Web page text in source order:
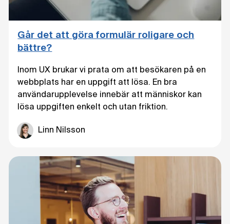
Går det att göra formulär roligare och
bättre?
Inom UX brukar vi prata om att besökaren på en
webbplats har en uppgift att lösa. En bra
användarupplevelse innebär att människor kan
lösa uppgiften enkelt och utan friktion.
Linn Nilsson